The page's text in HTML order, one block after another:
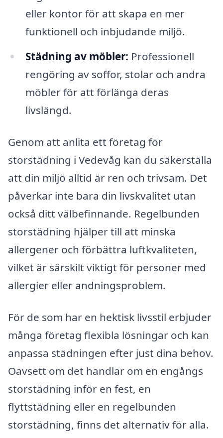
eller kontor för att skapa en mer
funktionell och inbjudande miljö.
Städning av möbler: Professionell
rengöring av soffor, stolar och andra
möbler för att förlänga deras
livslängd.
Genom att anlita ett företag för
storstädning i Vedevåg kan du säkerställa
att din miljö alltid är ren och trivsam. Det
påverkar inte bara din livskvalitet utan
också ditt välbefinnande. Regelbunden
storstädning hjälper till att minska
allergener och förbättra luftkvaliteten,
vilket är särskilt viktigt för personer med
allergier eller andningsproblem.
För de som har en hektisk livsstil erbjuder
många företag flexibla lösningar och kan
anpassa städningen efter just dina behov.
Oavsett om det handlar om en engångs
storstädning inför en fest, en
flyttstädning eller en regelbunden
storstädning, finns det alternativ för alla.